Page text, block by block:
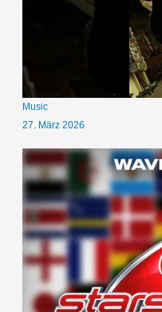
Music
27. März 2026